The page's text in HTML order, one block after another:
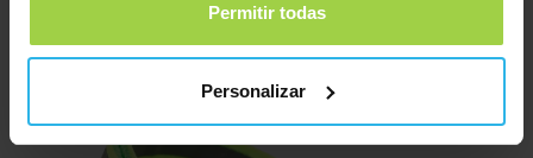
Permitir todas
Personalizar